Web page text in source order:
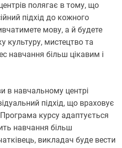
полягає в тому, що
підхід до кожного
мову, а й будете
культуру, мистецтво та
навчання більш цікавим і
в навчальному центрі
підхід, що враховує
курсу адаптується
навчання більш
викладач буде вести